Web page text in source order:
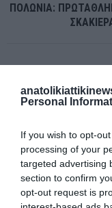
Personal
If you wish to opt-
processing of your
targeted advertising
section to confirm
opt-out request is
ΠΟΛΩΝΙΑ:
ΕΥΡΩΠΗ: Η ECB
ΚΑΙ MASTERCARD
ΣΧΕΤΙΚΈΣ